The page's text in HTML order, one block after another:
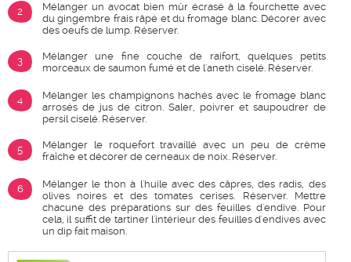
2
Mélanger un avocat bien mûr écrasé à la fourchette avec
du gingembre frais râpé et du fromage blanc. Décorer avec
des oeufs de lump. Réserver.
3
Mélanger une fine couche de raifort, quelques petits
morceaux de saumon fumé et de l'aneth ciselé. Réserver.
4
Mélanger les champignons hachés avec le fromage blanc
arrosés de jus de citron. Saler, poivrer et saupoudrer de
persil ciselé. Réserver.
5
Mélanger le roquefort travaillé avec un peu de crème
fraîche et décorer de cerneaux de noix. Réserver.
6
Mélanger le thon à l'huile avec des câpres, des radis, des
olives noires et des tomates cerises. Réserver. Mettre
chacune des préparations sur des feuilles d'endive. Pour
cela, il suffit de tartiner l'intérieur des feuilles d'endives avec
un dip fait maison.